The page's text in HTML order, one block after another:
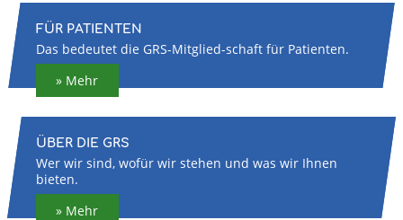
FÜR PATIENTEN
Das bedeutet die GRS-Mitglied-schaft für Patienten.
» Mehr
ÜBER DIE GRS
Wer wir sind, wofür wir stehen und was wir Ihnen
bieten.
» Mehr